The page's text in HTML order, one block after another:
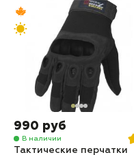
990 руб
В наличии
Тактические перчатки